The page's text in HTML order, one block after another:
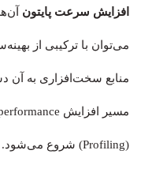
افزایش سرعت پایتون
می‌توان با ترکیبی از
منابع سخت‌افزاری به آن
(Profiling) شروع می‌شود.